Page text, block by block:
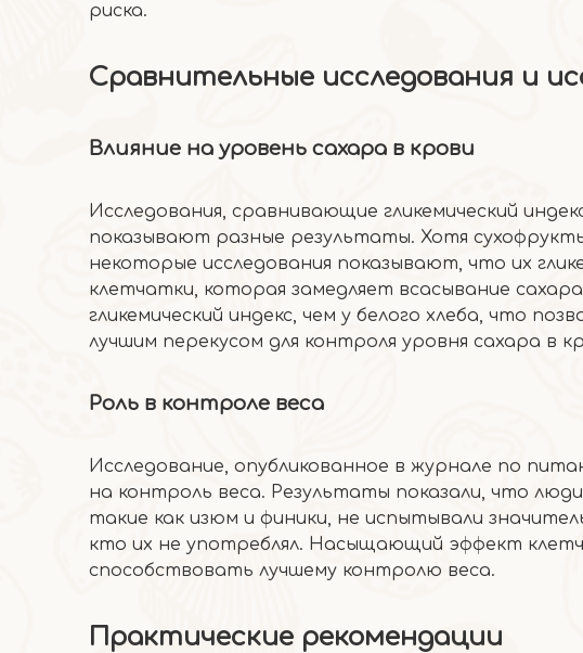
риска.
Сравнительные исследования и
Влияние на уровень сахара в крови
Исследования, сравнивающие гликемический
показывают разные результаты. Хотя
некоторые исследования показывают, что их
клетчатки, которая замедляет всасывание
гликемический индекс, чем у белого хлеба, что
лучшим перекусом для контроля уровня сахара в
Роль в контроле веса
Исследование, опубликованное в журнале по
на контроль веса. Результаты показали, что
такие как изюм и финики, не испытывали
кто их не употреблял. Насыщающий эффект
способствовать лучшему контролю веса.
Практические рекомендации